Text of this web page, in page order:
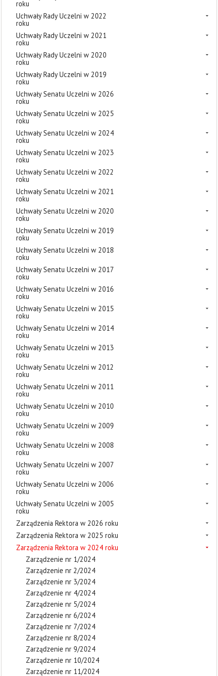
roku
Uchwały Rady Uczelni w 2022
roku
Uchwały Rady Uczelni w 2021
roku
Uchwały Rady Uczelni w 2020
roku
Uchwały Rady Uczelni w 2019
roku
Uchwały Senatu Uczelni w 2026
roku
Uchwały Senatu Uczelni w 2025
roku
Uchwały Senatu Uczelni w 2024
roku
Uchwały Senatu Uczelni w 2023
roku
Uchwały Senatu Uczelni w 2022
roku
Uchwały Senatu Uczelni w 2021
roku
Uchwały Senatu Uczelni w 2020
roku
Uchwały Senatu Uczelni w 2019
roku
Uchwały Senatu Uczelni w 2018
roku
Uchwały Senatu Uczelni w 2017
roku
Uchwały Senatu Uczelni w 2016
roku
Uchwały Senatu Uczelni w 2015
roku
Uchwały Senatu Uczelni w 2014
roku
Uchwały Senatu Uczelni w 2013
roku
Uchwały Senatu Uczelni w 2012
roku
Uchwały Senatu Uczelni w 2011
roku
Uchwały Senatu Uczelni w 2010
roku
Uchwały Senatu Uczelni w 2009
roku
Uchwały Senatu Uczelni w 2008
roku
Uchwały Senatu Uczelni w 2007
roku
Uchwały Senatu Uczelni w 2006
roku
Uchwały Senatu Uczelni w 2005
roku
Zarządzenia Rektora w 2026 roku
Zarządzenia Rektora w 2025 roku
Zarządzenia Rektora w 2024 roku
Zarządzenie nr 1/2024
Zarządzenie nr 2/2024
Zarządzenie nr 3/2024
Zarządzenie nr 4/2024
Zarządzenie nr 5/2024
Zarządzenie nr 6/2024
Zarządzenie nr 7/2024
Zarządzenie nr 8/2024
Zarządzenie nr 9/2024
Zarządzenie nr 10/2024
Zarządzenie nr 11/2024